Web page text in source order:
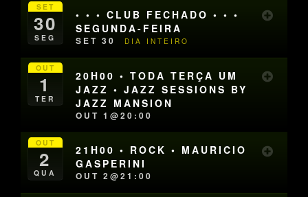
SET
30
SEG
• • • CLUB FECHADO • • •
SEGUNDA-FEIRA
SET 30 DIA INTEIRO
OUT
1
TER
20H00 • TODA TERÇA UM
JAZZ • JAZZ SESSIONS BY
JAZZ MANSION
OUT 1@20:00
OUT
2
QUA
21H00 • ROCK • MAURICIO
GASPERINI
OUT 2@21:00